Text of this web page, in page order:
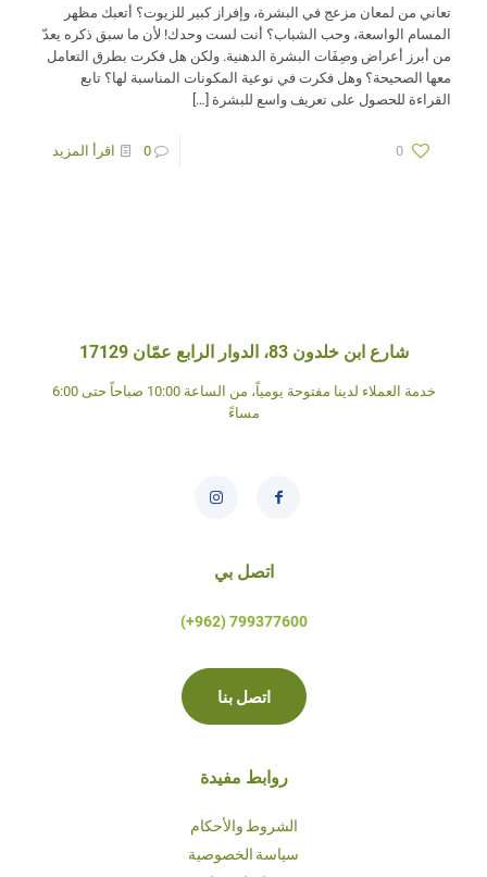
تعاني من لمعان مزعج في البشرة، وإفراز كبير للزيوت؟ أتعبك مظهر
المسام الواسعة، وحب الشباب؟ أنت لست وحدك! لأن ما سبق ذكره يعدّ
من أبرز أعراض وصِفَات البشرة الدهنية. ولكن هل فكرت بطرق التعامل
معها الصحيحة؟ وهل فكرت في نوعية المكونات المناسبة لها؟ تابع
القراءة للحصول على تعريف واسع للبشرة […]
0
0 اقرأ المزيد
شارع ابن خلدون 83، الدوار الرابع عمّان 17129
خدمة العملاء لدينا مفتوحة يومياً، من الساعة 10:00 صباحاً حتى 6:00
مساءً
اتصل بي
799377600 (962+)
اتصل بنا
روابط مفيدة
الشروط والأحكام
سياسة الخصوصية